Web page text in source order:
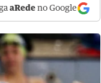
aRede no Google